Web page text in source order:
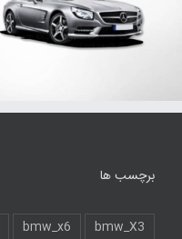
برچسب ها
bmw_X3
bmw_x6